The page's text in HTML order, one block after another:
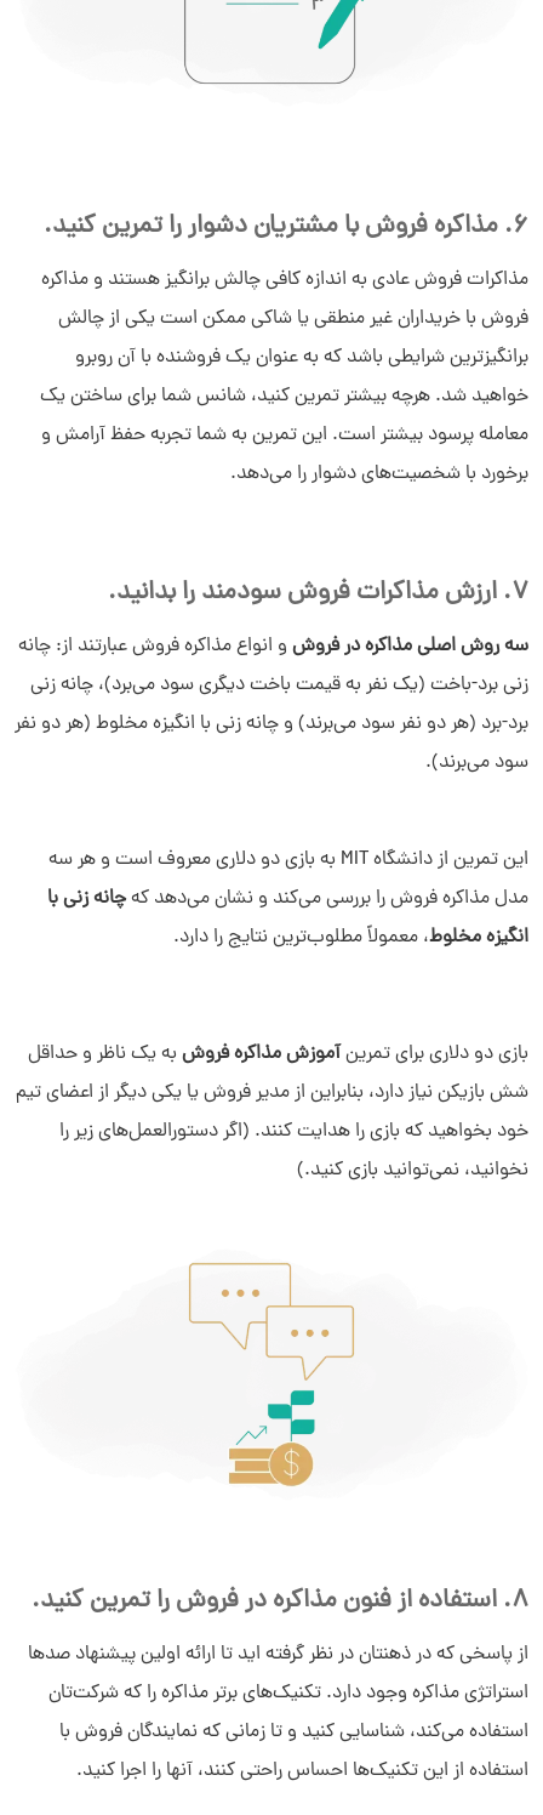
6. مذاکره فروش با مشتریان دشوار را تمرین کنید.
مذاکرات فروش عادی به اندازه کافی چالش برانگیز هستند و مذاکره
فروش با خریداران غیر منطقی یا شاکی ممکن است یکی از چالش
برانگیزترین شرایطی باشد که به عنوان یک فروشنده با آن روبرو
خواهید شد. هرچه بیشتر تمرین کنید، شانس شما برای ساختن یک
معامله پرسود بیشتر است. این تمرین به شما تجربه حفظ آرامش و
برخورد با شخصیت‌های دشوار را می‌دهد.
7. ارزش مذاکرات فروش سودمند را بدانید.
سه روش اصلی مذاکره در فروش و انواع مذاکره فروش عبارتند از: چانه
زنی برد-باخت (یک نفر به قیمت باخت دیگری سود می‌برد)، چانه زنی
برد-برد (هر دو نفر سود می‌برند) و چانه زنی با انگیزه مخلوط (هر دو نفر
سود می‌برند).
این تمرین از دانشگاه MIT به بازی دو دلاری معروف است و هر سه
مدل مذاکره فروش را بررسی می‌کند و نشان می‌دهد کهچانه زنی با
انگیزه مخلوط، معمولاً مطلوب‌ترین نتایج را دارد.
بازی دو دلاری برای تمرینآموزش مذاکره فروش به یک ناظر و حداقل
شش بازیکن نیاز دارد، بنابراین از مدیر فروش یا یکی دیگر از اعضای تیم
خود بخواهید که بازی را هدایت کنند. (اگر دستورالعمل‌های زیر را
نخوانید، نمی‌توانید بازی کنید.)
8. استفاده از فنون مذاکره در فروش را تمرین کنید.
از پاسخی که در ذهنتان در نظر گرفته اید تا ارائه اولین پیشنهاد صدها
استراتژی مذاکره وجود دارد. تکنیک‌های برتر مذاکره را که شرکت‌تان
استفاده می‌کند، شناسایی کنید و تا زمانی که نمایندگان فروش با
استفاده از این تکنیک‌ها احساس راحتی کنند، آنها را اجرا کنید.